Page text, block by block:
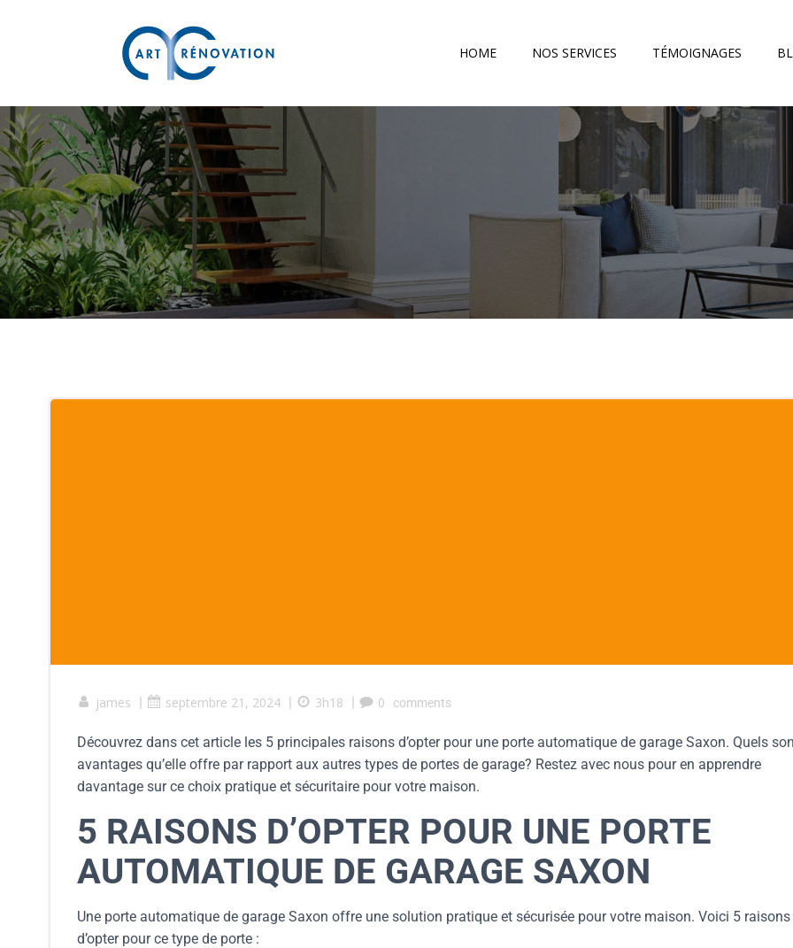
HOME NOS SERVICES TÉMOIGNAGES
james | septembre 21, 2024 | 3h18 | 0 comments
Découvrez dans cet article les 5 principales raisons d’opter pour une porte automatique de garage Saxon. Quels
avantages qu’elle offre par rapport aux autres types de portes de garage? Restez avec nous pour en apprendre
davantage sur ce choix pratique et sécuritaire pour votre maison.
5 RAISONS D’OPTER POUR UNE PORTE
AUTOMATIQUE DE GARAGE SAXON
Une porte automatique de garage Saxon offre une solution pratique et sécurisée pour votre maison. Voici 5 raisons
d’opter pour ce type de porte :